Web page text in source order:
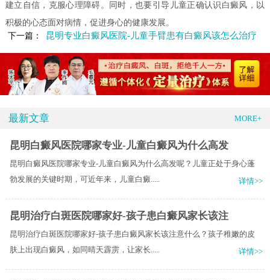
建立自信，克服心理障碍。同时，也要引导儿童正确认识白癜风，以
积极的心态面对病情，促进身心的健康发展。
下一篇：
昆明专业白癜风医院-儿童手臂患有白癜风该怎么治疗
最新文章 MORE+
昆明白癜风医院哪家专业-儿童白癜风为什么高发
昆明白癜风医院哪家专业-儿童白癜风为什么高发呢？儿童正处于身心蓬
勃发展的关键时期，可近年来，儿童白癜.....
详情>>
昆明治疗白斑医院哪家好-孩子患白癜风家长该注
昆明治疗白斑医院哪家好-孩子患白癜风家长该注意什么？孩子稚嫩的皮
肤上出现白癜风，如同晴天霹雳，让家长.....
详情>>